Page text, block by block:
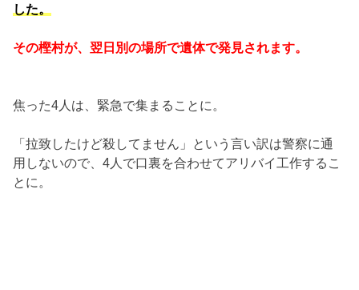
した。
その樫村が、翌日別の場所で遺体で発見されます。
焦った4人は、緊急で集まることに。
「拉致したけど殺してません」という言い訳は警察に通
用しないので、4人で口裏を合わせてアリバイ工作するこ
とに。